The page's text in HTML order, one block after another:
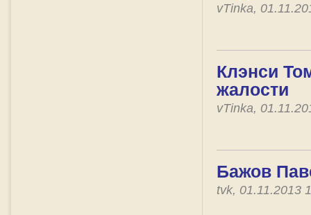
vTinka,
Клэнси
жалости
vTinka,
Бажов
tvk, 01.11.2013